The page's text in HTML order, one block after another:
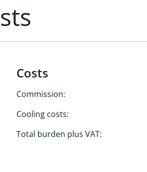
Costs
Commission:
Cooling costs:
Total burden plus VAT: